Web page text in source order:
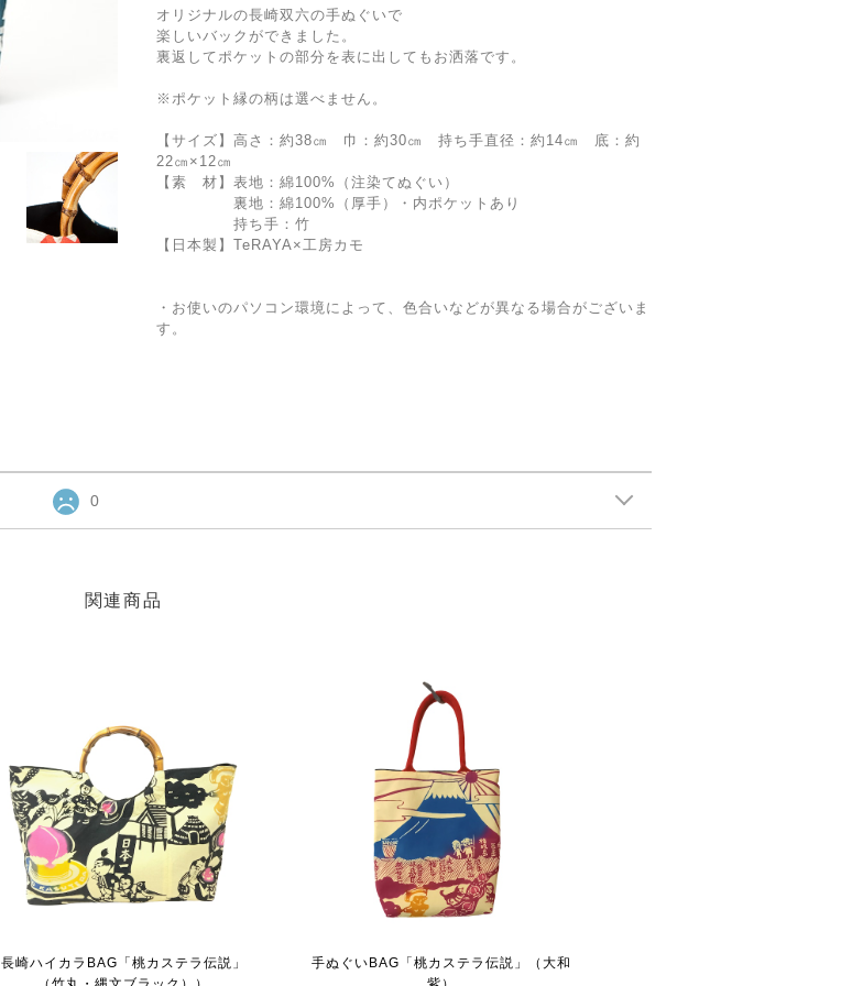
オリジナルの長崎双六の手ぬぐいで
楽しいバックができました。
裏返してポケットの部分を表に出してもお洒落です。
※ポケット縁の柄は選べません。
【サイズ】高さ：約38㎝ 巾：約30㎝ 持ち手直径：約14㎝ 底：約
22㎝×12㎝
【素 材】表地：綿100%（注染てぬぐい）
裏地：綿100%（厚手）・内ポケットあり
持ち手：竹
【日本製】TeRAYA×工房カモ
・お使いのパソコン環境によって、色合いなどが異なる場合がございま
す。
0
関連商品
長崎ハイカラBAG「桃カステラ伝説」
手ぬぐいBAG「桃カステラ伝説」（大和